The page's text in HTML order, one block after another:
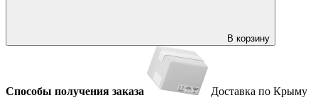
В корзину
Способы получения заказа
Доставка по Крыму